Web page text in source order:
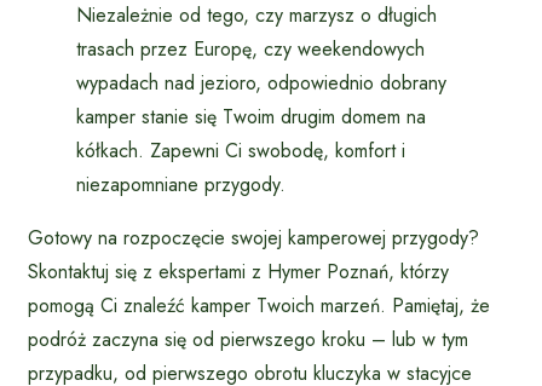
Niezależnie od tego, czy marzysz o długich
trasach przez Europę, czy weekendowych
wypadach nad jezioro, odpowiednio dobrany
kamper stanie się Twoim drugim domem na
kółkach. Zapewni Ci swobodę, komfort i
niezapomniane przygody.
Gotowy na rozpoczęcie swojej kamperowej przygody?
Skontaktuj się z ekspertami z Hymer Poznań, którzy
pomogą Ci znaleźć kamper Twoich marzeń. Pamiętaj, że
podróż zaczyna się od pierwszego kroku – lub w tym
przypadku, od pierwszego obrotu kluczyka w stacyjce